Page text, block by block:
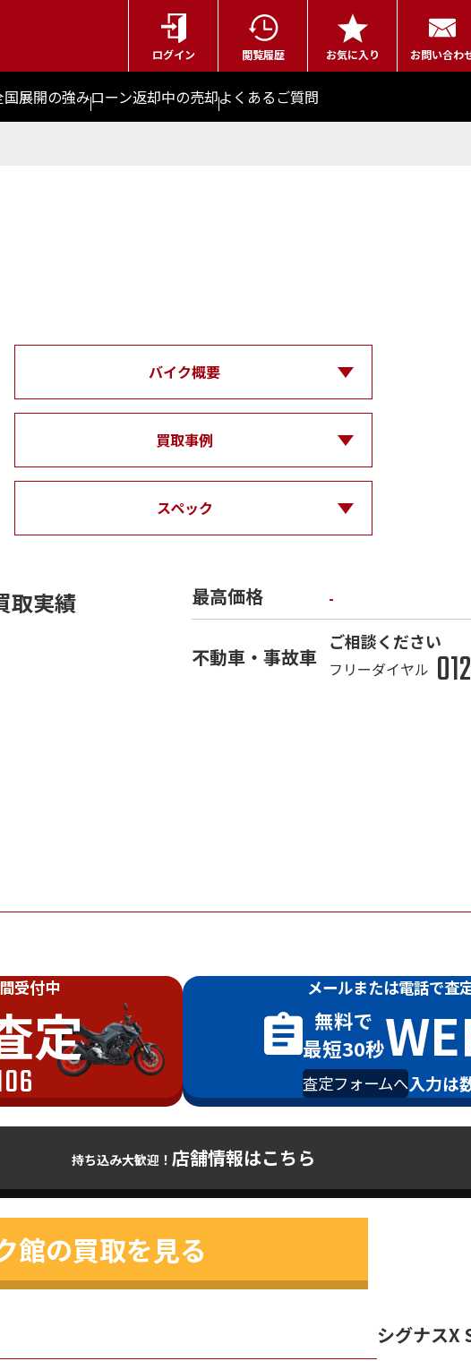
ログイン 閲覧履歴 お気に入り お問い合わ
国展開の強みローン返却中の売却よくあるご質問
バイク概要
買取事例
スペック
取実績 最高価格 -
不動車・事故車
ご相談ください
フリーダイヤル
受付中
定
メールまたは電話で査
無料で
最短30秒
査定フォームへ入力は
持ち込み大歓迎！ 店舗情報はこちら
館の買取を見る
シグナスX